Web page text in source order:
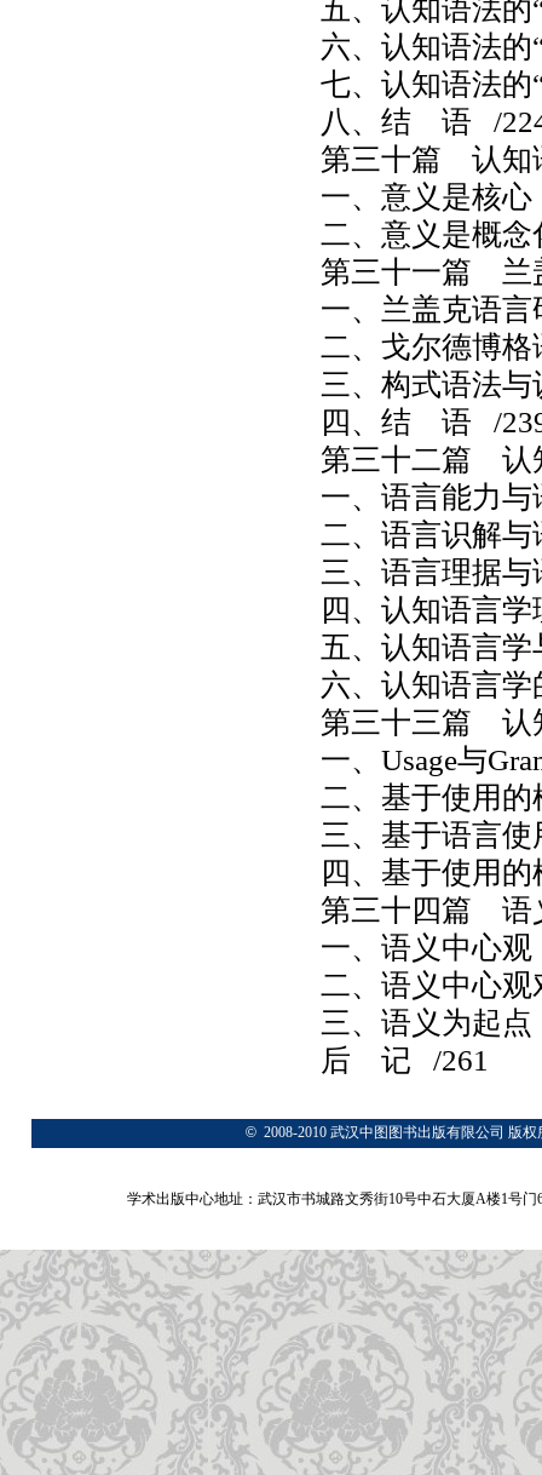
五、认知语法的
六、认知语法的
七、认知语法的
八、结 语 /
第三十篇 认知
一、意义是核心
二、意义是概念
第三十一篇 兰
一、兰盖克语言
二、戈尔德博
三、构式语法
四、结 语 /
第三十二篇 认
一、语言能力与
二、语言识解与
三、语言理据与
四、认知语言
五、认知语言
六、认知语言
第三十三篇 认
一、Usage与
二、基于使用的
三、基于语言
四、基于使用
第三十四篇 语
一、语义中心观
二、语义中心
三、语义为起
后 记 /261
© 2008-2010 武汉中图图书出版有限公司
学术出版中心地址：武汉市书城路文秀街10号中石大厦A楼1号门